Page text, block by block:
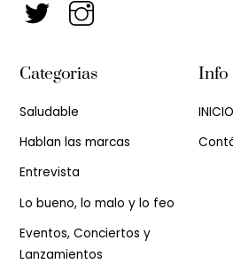
Categorias
Saludable
Hablan las marcas
Entrevista
Lo bueno, lo malo y lo feo
Eventos, Conciertos y
Lanzamientos
Info
INICIO